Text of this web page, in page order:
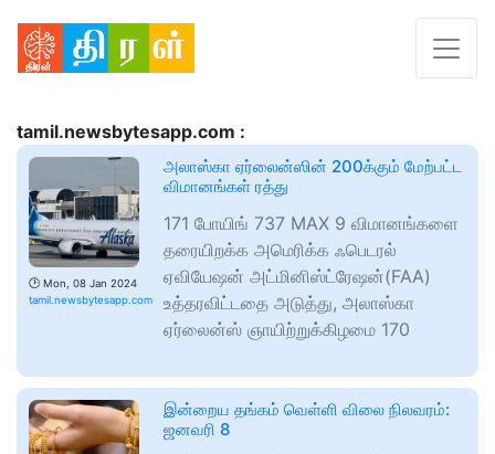
tamil.newsbytesapp.com :
🕑 Mon, 08 Jan 2024
tamil.newsbytesapp.com
அலாஸ்கா ஏர்லைன்ஸின் 200க்கும் மேற்பட்ட
விமானங்கள் ரத்து
171 போயிங் 737 MAX 9 விமானங்களை
தரையிறக்க அமெரிக்க ஃபெடரல்
ஏவியேஷன் அட்மினிஸ்ட்ரேஷன்(FAA)
உத்தரவிட்டதை அடுத்து, அலாஸ்கா
ஏர்லைன்ஸ் ஞாயிற்றுக்கிழமை 170
இன்றைய தங்கம் வெள்ளி விலை நிலவரம்:
ஜனவரி 8